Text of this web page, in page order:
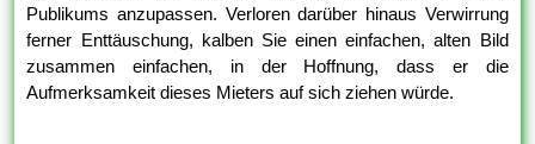
Publikums anzupassen. Verloren darüber hinaus Verwirrung
ferner Enttäuschung, kalben Sie einen einfachen, alten Bild
zusammen einfachen, in der Hoffnung, dass er die
Aufmerksamkeit dieses Mieters auf sich ziehen würde.